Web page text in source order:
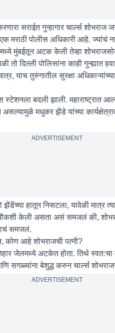
सराईत गुन्हागार चार्ल्स
एक मराठी पोलीस अधिकारी आहे.
मुंबईतून अटक केली तेव्हा
दिल्ली पोलिसांना काही गुन्ह्यात
याच तुरुंगातील सुरक्षा
बदली झाली. महाराष्ट्रात
मधुकर झेंडे यांच्या
ADVERTISEMENT
हातून निसटला, यावेळी मात्र
केली असता असं समजलं की,
समजलं.
कोण आहे शोभराजची पत्नी?
जेलमध्ये अटकेत होता. तिथे
बेशुद्ध करुन चार्ल्स
ADVERTISEMENT